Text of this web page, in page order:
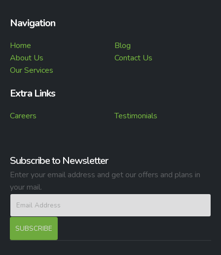
Navigation
Home
About Us
Our Services
Blog
Contact Us
Extra Links
Careers Testimonials
Subscribe to Newsletter
Enter your email address and get our offers and plans in
your mail.